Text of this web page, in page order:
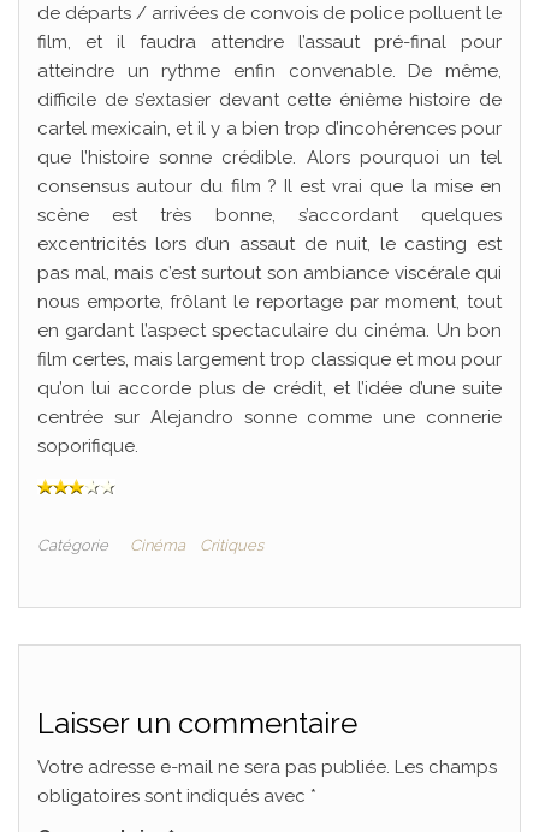
de départs / arrivées de convois de police polluent le
film, et il faudra attendre l’assaut pré-final pour
atteindre un rythme enfin convenable. De même,
difficile de s’extasier devant cette énième histoire de
cartel mexicain, et il y a bien trop d’incohérences pour
que l’histoire sonne crédible. Alors pourquoi un tel
consensus autour du film ? Il est vrai que la mise en
scène est très bonne, s’accordant quelques
excentricités lors d’un assaut de nuit, le casting est
pas mal, mais c’est surtout son ambiance viscérale qui
nous emporte, frôlant le reportage par moment, tout
en gardant l’aspect spectaculaire du cinéma. Un bon
film certes, mais largement trop classique et mou pour
qu’on lui accorde plus de crédit, et l’idée d’une suite
centrée sur Alejandro sonne comme une connerie
soporifique.
Catégorie Cinéma Critiques
Laisser un commentaire
Votre adresse e-mail ne sera pas publiée. Les champs
obligatoires sont indiqués avec *